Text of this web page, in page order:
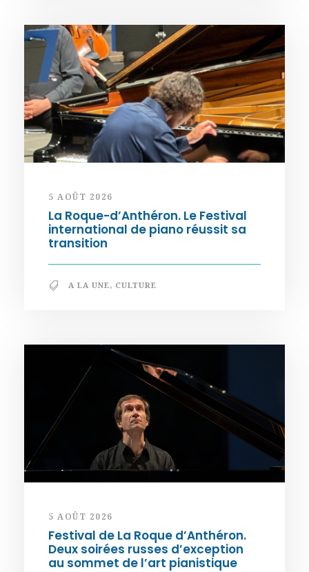
5 AOÛT 2026
La Roque-d’Anthéron. Le Festival
international de piano réussit sa
transition
A LA UNE, CULTURE
5 AOÛT 2026
Festival de La Roque d’Anthéron.
Deux soirées russes d’exception
au sommet de l’art pianistique